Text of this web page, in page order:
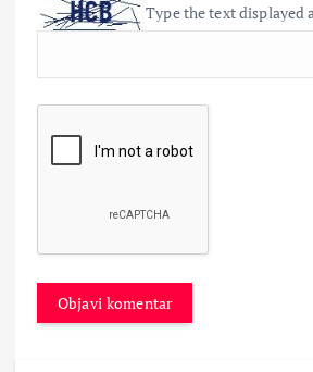
Type the text displayed